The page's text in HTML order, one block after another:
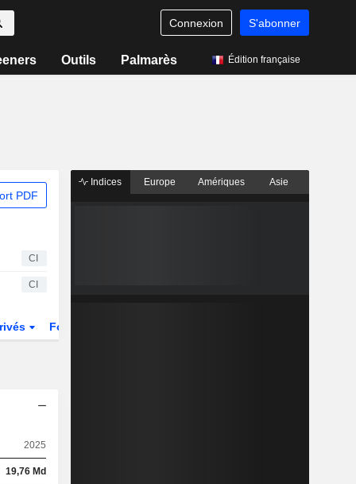
Connexion S'abonner
Outils Palmarès Édition française
PDF
CI
CI
Fonds et ETFs
2025
19,76 Md
Indices Europe Amériques Asie